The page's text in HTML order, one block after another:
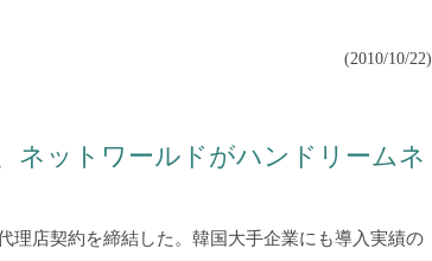
(2010/10/22)
ネットワールドがハンドリームネ
理店契約を締結した。韓国大手企業にも導入実績の